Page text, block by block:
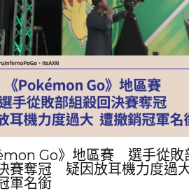
Go》地區賽 選手從敗
賽奪冠 疑因放耳機力度
軍名銜